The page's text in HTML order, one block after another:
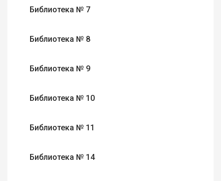
Библиотека № 7
Библиотека № 8
Библиотека № 9
Библиотека № 10
Библиотека № 11
Библиотека № 14